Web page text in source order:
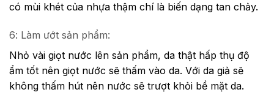
có mùi khét của nhựa thậm chí là biến dạng tan chảy.
6: Làm ướt sản phẩm:
Nhỏ vài giọt nước lên sản phẩm, da thật hấp thụ độ
ẩm tốt nên giọt nước sẽ thấm vào da. Với da giả sẽ
không thấm hút nên nước sẽ trượt khỏi bề mặt da.